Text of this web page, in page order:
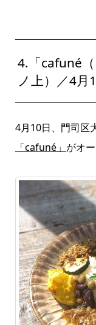
4.「cafuné
ノ上）／4月
4月10日、門司区
「cafuné」 がオ